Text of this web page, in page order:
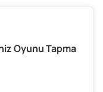
Oyunu Tapma